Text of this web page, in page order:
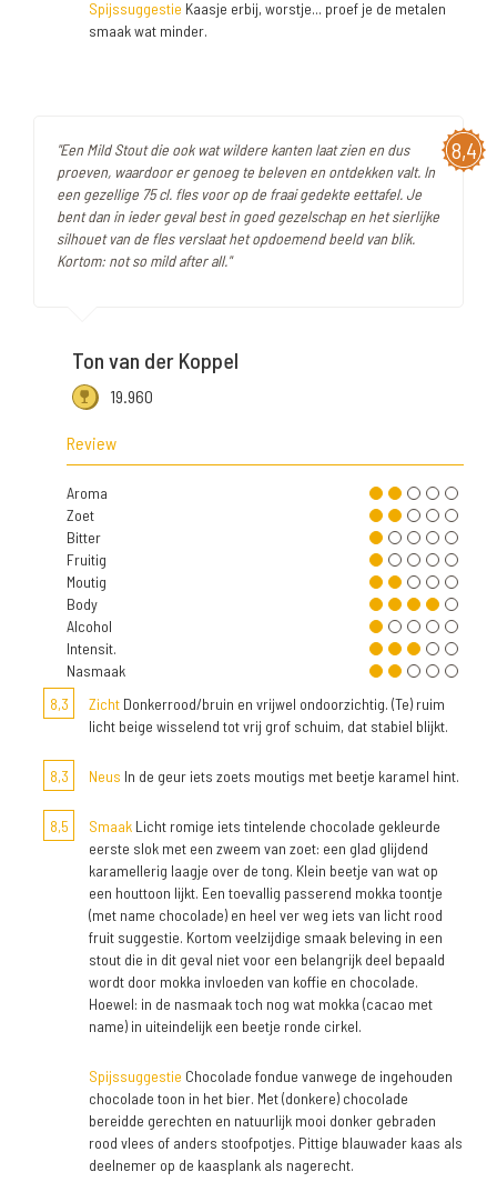
Spijssuggestie Kaasje erbij, worstje... proef je de metalen
smaak wat minder.
8,4
"Een Mild Stout die ook wat wildere kanten laat zien en dus
proeven, waardoor er genoeg te beleven en ontdekken valt. In
een gezellige 75 cl. fles voor op de fraai gedekte eettafel. Je
bent dan in ieder geval best in goed gezelschap en het sierlijke
silhouet van de fles verslaat het opdoemend beeld van blik.
Kortom: not so mild after all."
Ton van der Koppel
19.960
Review
Aroma
Zoet
Bitter
Fruitig
Moutig
Body
Alcohol
Intensit.
Nasmaak
8,3
Zicht Donkerrood/bruin en vrijwel ondoorzichtig. (Te) ruim
licht beige wisselend tot vrij grof schuim, dat stabiel blijkt.
8,3 Neus In de geur iets zoets moutigs met beetje karamel hint.
8,5 Smaak Licht romige iets tintelende chocolade gekleurde
eerste slok met een zweem van zoet: een glad glijdend
karamellerig laagje over de tong. Klein beetje van wat op
een houttoon lijkt. Een toevallig passerend mokka toontje
(met name chocolade) en heel ver weg iets van licht rood
fruit suggestie. Kortom veelzijdige smaak beleving in een
stout die in dit geval niet voor een belangrijk deel bepaald
wordt door mokka invloeden van koffie en chocolade.
Hoewel: in de nasmaak toch nog wat mokka (cacao met
name) in uiteindelijk een beetje ronde cirkel.
Spijssuggestie Chocolade fondue vanwege de ingehouden
chocolade toon in het bier. Met (donkere) chocolade
bereidde gerechten en natuurlijk mooi donker gebraden
rood vlees of anders stoofpotjes. Pittige blauwader kaas als
deelnemer op de kaasplank als nagerecht.